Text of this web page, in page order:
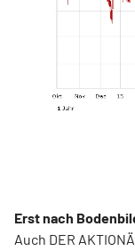
Erst nach
Auch DER